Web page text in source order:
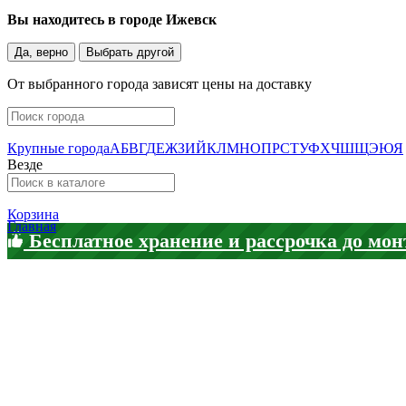
Вы находитесь в городе Ижевск
Да, верно Выбрать другой
От выбранного города зависят цены на доставку
Крупные городаАБВГДЕЖЗИЙКЛМНОПРСТУФХЧШЩЭЮЯ
Везде
Корзина
Бесплатное хранение и рассрочка до
Главная